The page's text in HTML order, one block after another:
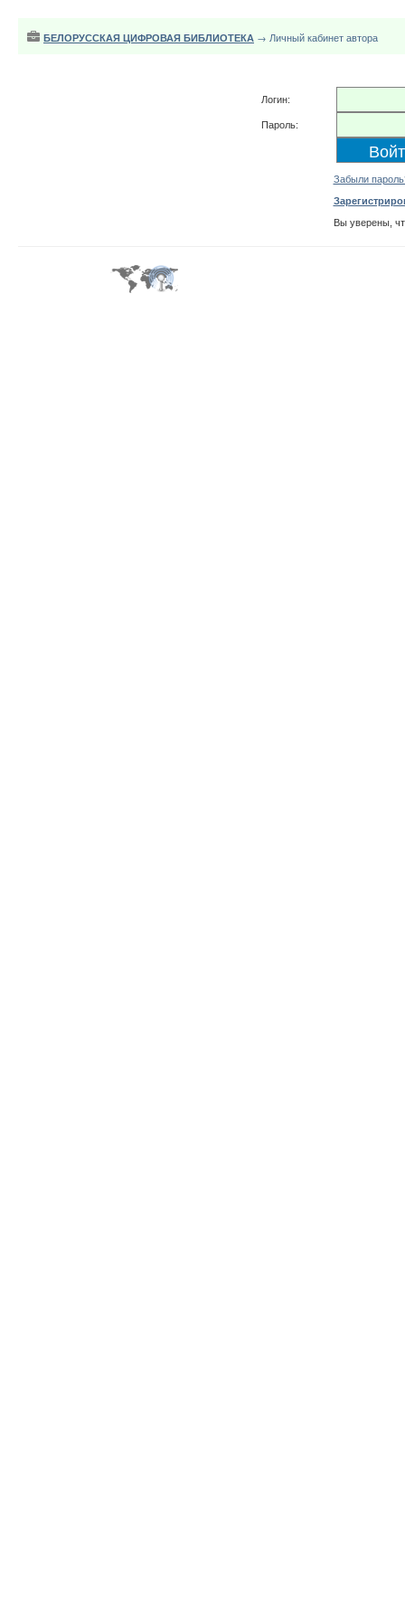
БЕЛОРУССКАЯ ЦИФРОВАЯ БИБЛИОТЕКА → Личный кабинет автора
Логин:
Пароль:
Забыли
Вы уверены,